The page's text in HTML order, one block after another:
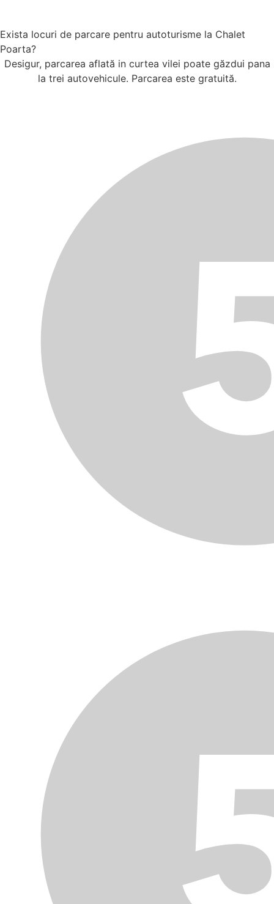
Exista locuri de parcare pentru autoturisme la Chalet
Poarta?
Desigur, parcarea aflată in curtea vilei poate găzdui pana
la trei autovehicule. Parcarea este gratuită.